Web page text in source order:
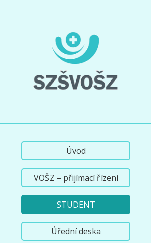
Úvod
VOŠZ – přijímací řízení
STUDENT
Úřední deska